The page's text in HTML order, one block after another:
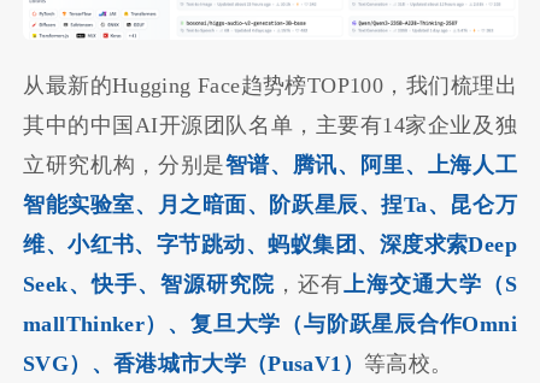
从最新的Hugging Face趋势榜TOP100，我们梳理出
其中的中国AI开源团队名单，主要有14家企业及独
立研究机构，分别是智谱、腾讯、阿里、上海人工
智能实验室、月之暗面、阶跃星辰、捏Ta、昆仑万
维、小红书、字节跳动、蚂蚁集团、深度求索Deep
Seek、快手、智源研究院 ，还有 上海交通大学（S
mallThinker）、复旦大学（与阶跃星辰合作Omni
SVG）、香港城市大学（PusaV1） 等高校。